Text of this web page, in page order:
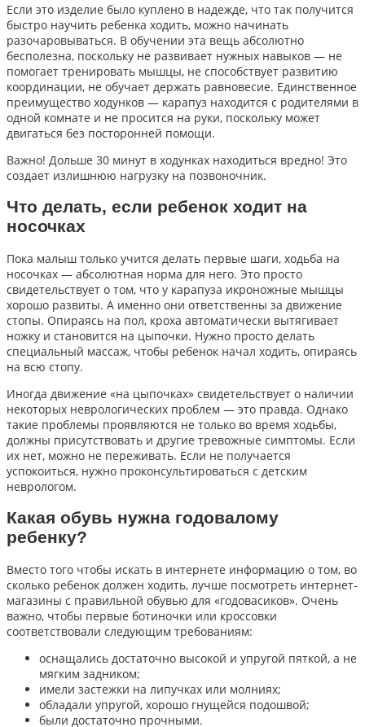
Если это изделие было куплено в надежде, что так получится
быстро научить ребенка ходить, можно начинать
разочаровываться. В обучении эта вещь абсолютно
бесполезна, поскольку не развивает нужных навыков — не
помогает тренировать мышцы, не способствует развитию
координации, не обучает держать равновесие. Единственное
преимущество ходунков — карапуз находится с родителями в
одной комнате и не просится на руки, поскольку может
двигаться без посторонней помощи.
Важно! Дольше 30 минут в ходунках находиться вредно! Это
создает излишнюю нагрузку на позвоночник.
Что делать, если ребенок ходит на
носочках
Пока малыш только учится делать первые шаги, ходьба на
носочках — абсолютная норма для него. Это просто
свидетельствует о том, что у карапуза икроножные мышцы
хорошо развиты. А именно они ответственны за движение
стопы. Опираясь на пол, кроха автоматически вытягивает
ножку и становится на цыпочки. Нужно просто делать
специальный массаж, чтобы ребенок начал ходить, опираясь
на всю стопу.
Иногда движение «на цыпочках» свидетельствует о наличии
некоторых неврологических проблем — это правда. Однако
такие проблемы проявляются не только во время ходьбы,
должны присутствовать и другие тревожные симптомы. Если
их нет, можно не переживать. Если не получается
успокоиться, нужно проконсультироваться с детским
неврологом.
Какая обувь нужна годовалому
ребенку?
Вместо того чтобы искать в интернете информацию о том, во
сколько ребенок должен ходить, лучше посмотреть интернет-
магазины с правильной обувью для «годовасиков». Очень
важно, чтобы первые ботиночки или кроссовки
соответствовали следующим требованиям:
оснащались достаточно высокой и упругой пяткой, а не
мягким задником;
имели застежки на липучках или молниях;
обладали упругой, хорошо гнущейся подошвой;
были достаточно прочными.